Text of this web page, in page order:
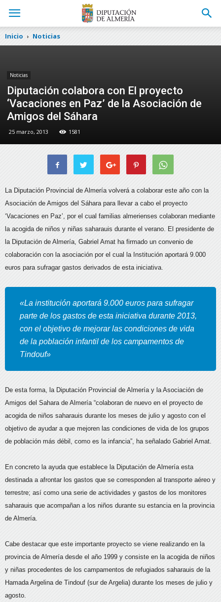
Inicio Noticias
Noticias
Diputación colabora con El proyecto
‘Vacaciones en Paz’ de la Asociación de
Amigos del Sáhara
25 marzo, 2013 1581
La Diputación Provincial de Almería volverá a colaborar este año con la
Asociación de Amigos del Sáhara para llevar a cabo el proyecto
‘Vacaciones en Paz’, por el cual familias almerienses colaboran mediante
la acogida de niños y niñas saharauis durante el verano. El presidente de
la Diputación de Almería, Gabriel Amat ha firmado un convenio de
colaboración con la asociación por el cual la Institución aportará 9.000
euros para sufragar gastos derivados de esta iniciativa.
«La institución aportará 9.000 euros para sufragar
parte de los gastos de esta iniciativa durante 2013,
con el objetivo de mejorar las condiciones de vida
de la población infantil de los campamentos de
Tindouf»
De esta forma, la Diputación Provincial de Almería y la Asociación de
Amigos del Sahara de Almería “colaboran de nuevo en el proyecto de
acogida de niños saharauis durante los meses de julio y agosto con el
objetivo de ayudar a que mejoren las condiciones de vida de los grupos
de población más débil, como es la infancia”, ha señalado Gabriel Amat.
En concreto la ayuda que establece la Diputación de Almería esta
destinada a afrontar los gastos que se corresponden al transporte aéreo y
terrestre; así como una serie de actividades y gastos de los monitores
saharauis que acompañan a los niños durante su estancia en la provincia
de Almería.
Cabe destacar que este importante proyecto se viene realizando en la
provincia de Almería desde el año 1999 y consiste en la acogida de niños
y niñas procedentes de los campamentos de refugiados saharauis de la
Hamada Argelina de Tindouf (sur de Argelia) durante los meses de julio y
agosto.